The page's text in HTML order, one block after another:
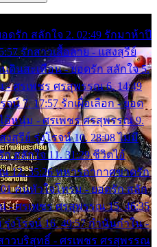
ดรัก สลักใจ 2. 02:49 รักมาห้าปี
รักสาวเสื้อลาย - แสงสุรีย์
นดินสะเทือน - ยอดรัก สลักใจ 5.
- ศรเพชร ศรสุพรรณ 6. 14:49
น์ 7. 17:57 รักเผื่อเลือก - ยอด
อ้หนุ่ม - ศรเพชร ศรสุพรรณ 9.
สุรีย์ รุ่งโรจน์ 10. 28:08 ไม่มี
สลักใจ 11. 31:29 ชีวิตไอ้
12. 35:26 ทหารอากาศขาดรัก
คนหัวใจโทรม - ยอดรัก สลัก
- ศรเพชร ศรสุพรรณ 15. 46:35
งโรจน์ 16. 49:57 กำนันกำใน -
าวบริสุทธิ์ - ศรเพชร ศรสุพรรณ